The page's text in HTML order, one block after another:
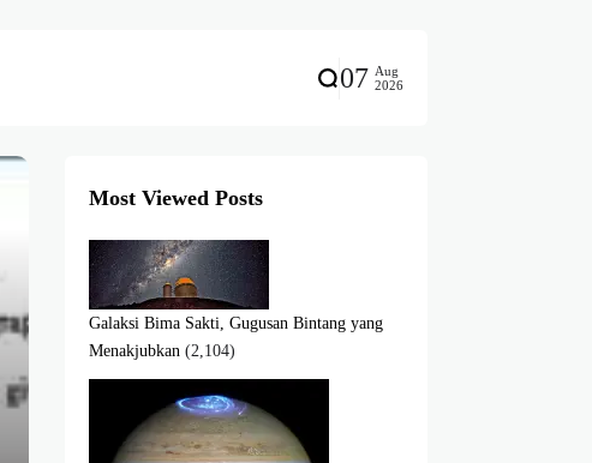
07 Aug
2026
Most Viewed Posts
Galaksi Bima Sakti, Gugusan Bintang yang
Menakjubkan (2,104)